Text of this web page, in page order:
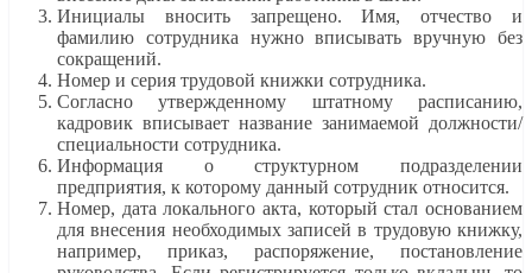
Инициалы вносить запрещено. Имя, отчество и
фамилию сотрудника нужно вписывать вручную без
сокращений.
Номер и серия трудовой книжки сотрудника.
Согласно утвержденному штатному расписанию,
кадровик вписывает название занимаемой должности/
специальности сотрудника.
Информация о структурном подразделении
предприятия, к которому данный сотрудник относится.
Номер, дата локального акта, который стал основанием
для внесения необходимых записей в трудовую книжку,
например, приказ, распоряжение, постановление